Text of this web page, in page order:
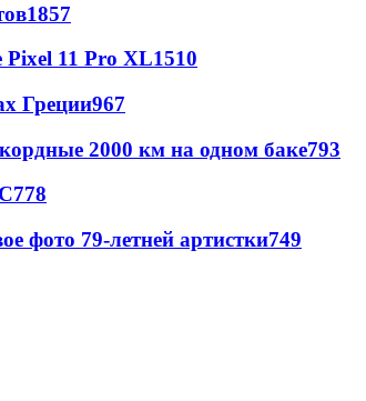
1857
Pixel 11 Pro XL1510
Греции967
2000 км на одном баке793
778
фото 79-летней артистки749